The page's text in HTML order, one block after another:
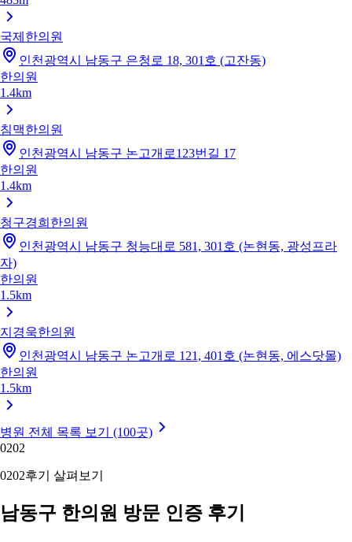
국제한의원
인천광역시 남동구 은청로 18, 301호 (고잔동)
한의원
1.4km
침맥한의원
인천광역시 남동구 논고개로123번길 17
한의원
1.4km
청구경희한의원
인천광역시 남동구 청능대로 581, 301호 (논현동, 광성프라
자)
한의원
1.5km
지경욱한의원
인천광역시 남동구 논고개로 121, 401호 (논현동, 에스닷몰)
한의원
1.5km
병원 전체 목록 보기 (100곳)
0202
0202후기 살펴보기
남동구 한의원 방문 인증 후기